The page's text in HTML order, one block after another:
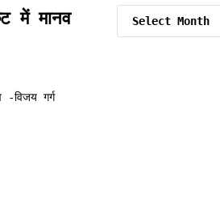
में मानव
-विजय गर्ग